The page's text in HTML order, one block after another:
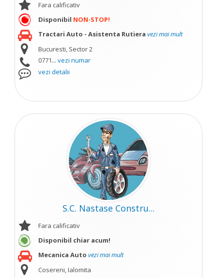
Fara calificativ
Disponibil NON-STOP!
Tractari Auto - Asistenta Rutiera vezi mai mult
Bucuresti, Sector 2
0771... vezi numar
vezi detalii
S.C. Nastase Constru...
Fara calificativ
Disponibil chiar acum!
Mecanica Auto vezi mai mult
Cosereni, Ialomita